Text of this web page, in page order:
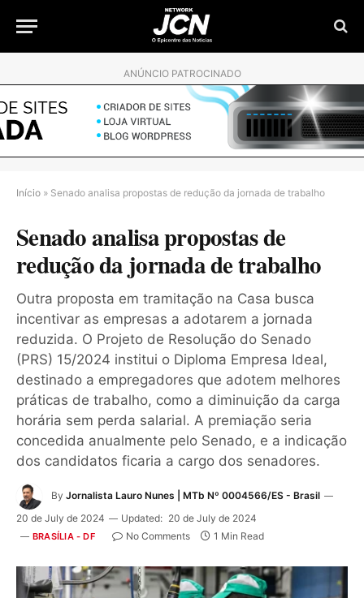
ANÚNCIO PATROCINADO
Início » Senado analisa propostas de redução da jornada de trabalho
Senado analisa propostas de
redução da jornada de trabalho
Outra proposta em tramitação na Casa busca
incentivar as empresas a adotarem a jornada
reduzida. O Projeto de Resolução do Senado
(PRS) 15/2024 institui o Diploma Empresa Ideal,
destinado a empregadores que adotem melhores
práticas de trabalho, como a diminuição da carga
horária sem perda salarial. A premiação seria
concedida anualmente pelo Senado, e a indicação
dos candidatos ficaria a cargo dos senadores.
By Jornalista Lauro Nunes | MTb Nº 0004566/ES - Brasil
20 de July de 2024
Updated: 20 de July de 2024
BRASÍLIA - DF No Comments 1 Min Read